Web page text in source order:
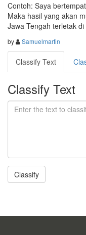
Contoh: Saya
Maka hasil yang akan
Jawa Tengah terletak
by Samuelmartin
Classify Text
Classify Text